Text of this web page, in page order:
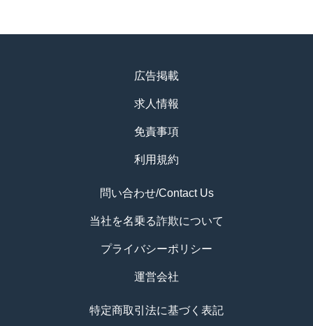
広告掲載
求人情報
免責事項
利用規約
問い合わせ/Contact Us
当社を名乗る詐欺について
プライバシーポリシー
運営会社
特定商取引法に基づく表記